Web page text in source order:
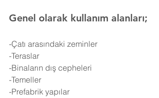
Genel olarak kullanım alanları;
-Çatı arasındaki zeminler
-Teraslar
-Binaların dış cepheleri
-Temeller
-Prefabrik yapılar